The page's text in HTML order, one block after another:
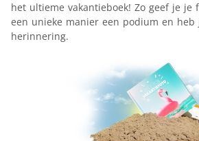
het ultieme vakantieboek! Zo geef je je
een unieke manier een podium en
herinnering.